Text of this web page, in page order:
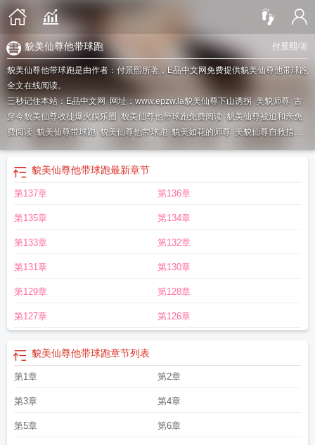
付景熙/著
貌美仙尊他带球跑
貌美仙尊他带球跑是由作者：付景熙所著，E品中文网免费提供貌美仙尊他带球跑
全文在线阅读。
三秒记住本站：E品中文网 网址：www.epzw.la貌美仙尊下山诱拐 美貌师尊 古
穿今貌美仙尊收徒爆火娱乐圈 貌美仙尊他带球跑免费阅读 貌美仙尊被迫和亲免
费阅读 貌美仙尊带球跑 貌美仙尊他带球跑 貌美如花的师尊 美貌仙尊自救指
貌美如仙
貌美仙尊他带球跑最新章节
第137章 第136章
第135章 第134章
第133章 第132章
第131章 第130章
第129章 第128章
第127章 第126章
貌美仙尊他带球跑章节列表
第1章 第2章
第3章 第4章
第5章 第6章